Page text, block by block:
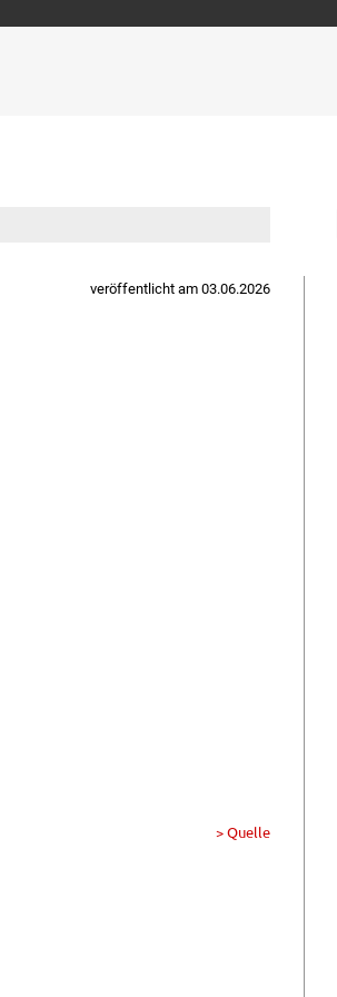
veröffentlicht am 03.06.2026
> Quelle